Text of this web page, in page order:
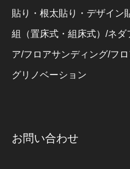
貼り・根太貼り・デザイン
組（置床式・組床式）/ネ
ア/フロアサンディング/フ
グリノベーション
お問い合わせ